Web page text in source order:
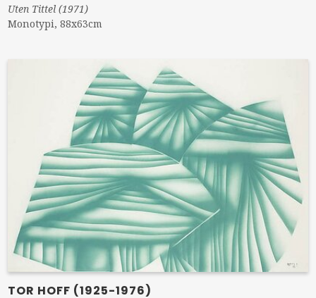
Uten Tittel (1971)
Monotypi, 88x63cm
TOR HOFF (1925-1976)